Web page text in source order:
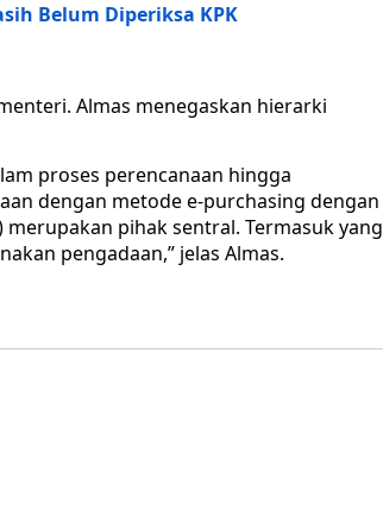
Belum Diperiksa KPK
Almas menegaskan hierarki
proses perencanaan hingga
dengan metode e-purchasing dengan
merupakan pihak sentral. Termasuk yang
pengadaan,” jelas Almas.